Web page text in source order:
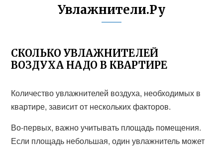
Увлажнители.Ру
СКОЛЬКО УВЛАЖНИТЕЛЕЙ
ВОЗДУХА НАДО В КВАРТИРЕ
Количество увлажнителей воздуха, необходимых в
квартире, зависит от нескольких факторов.
Во-первых, важно учитывать площадь помещения.
Если площадь небольшая, один увлажнитель может